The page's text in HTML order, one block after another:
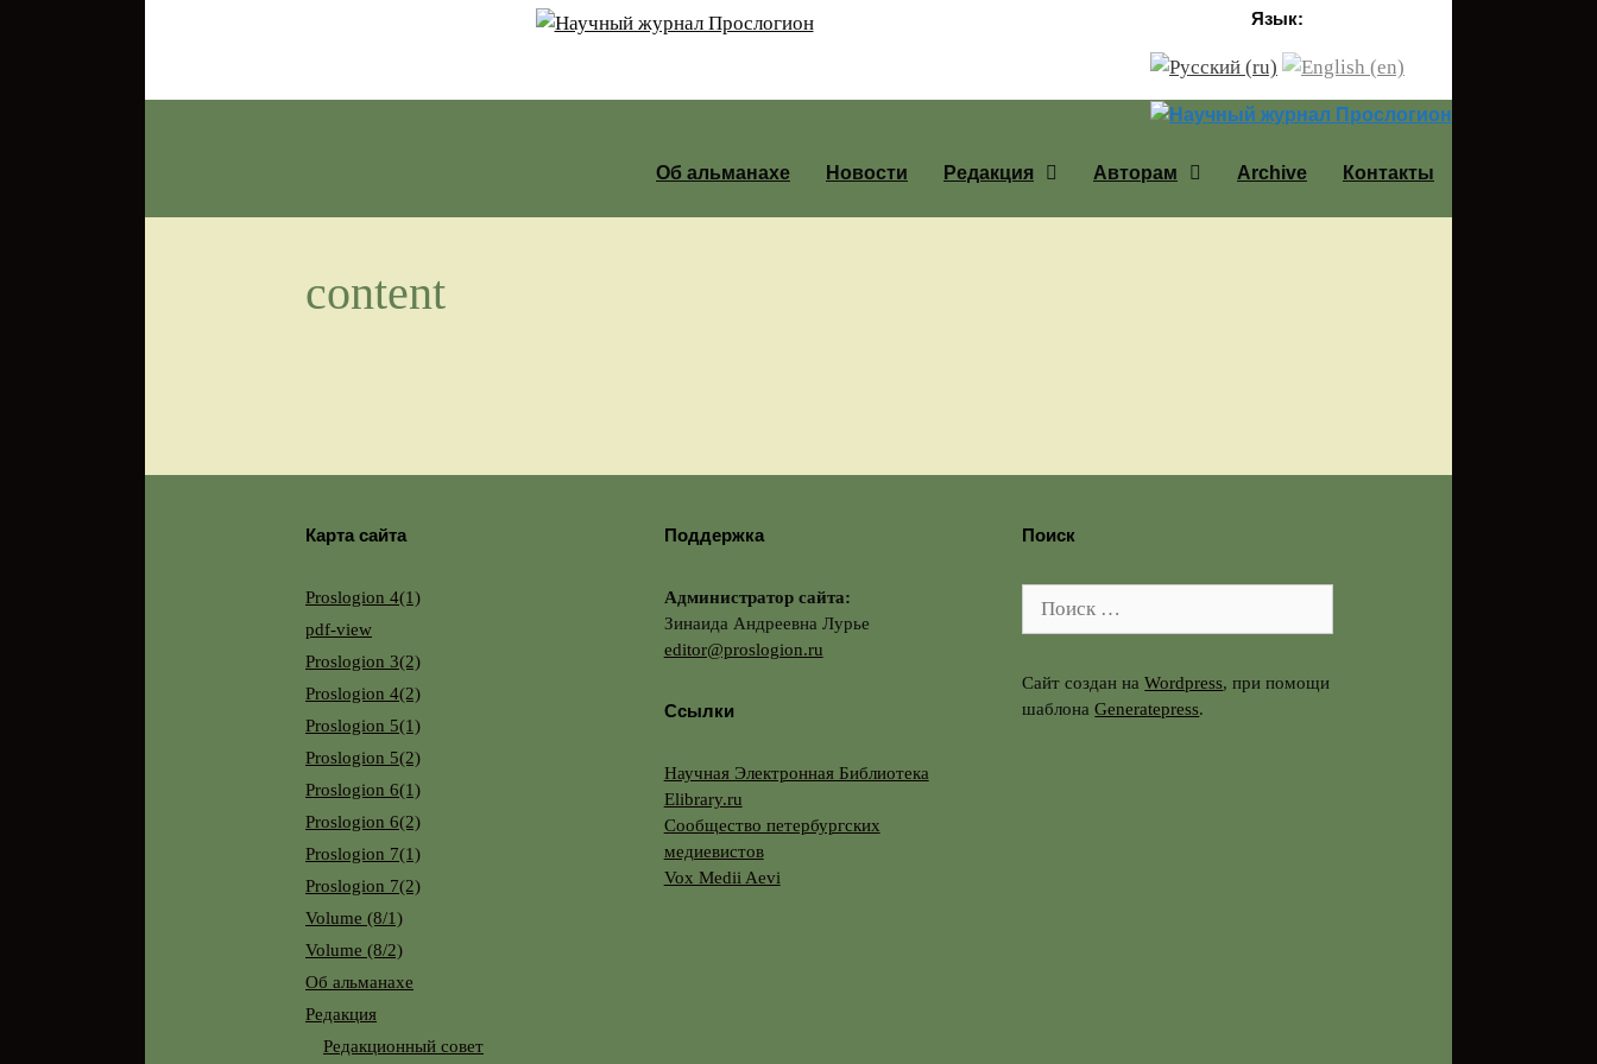
Язык:
Об альманахе Новости Редакция Авторам Archive Контакты
content
Карта сайта
Proslogion 4(1)
pdf-view
Proslogion 3(2)
Proslogion 4(2)
Proslogion 5(1)
Proslogion 5(2)
Proslogion 6(1)
Proslogion 6(2)
Proslogion 7(1)
Proslogion 7(2)
Volume (8/1)
Volume (8/2)
Об альманахе
Редакция
Редакционный совет
Поддержка
Администратор сайта:
Зинаида Андреевна Лурье
editor@proslogion.ru
Ссылки
Научная Электронная Библиотека
Elibrary.ru
Сообщество петербургских
медиевистов
Vox Medii Aevi
Поиск
Сайт создан наWordpress, при помощи
шаблонаGeneratepress.